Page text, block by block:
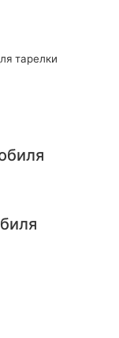
тарелки